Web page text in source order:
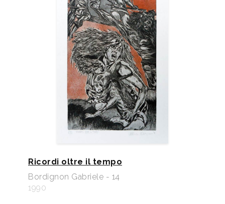
Ricordi oltre il tempo
Bordignon Gabriele - 14
1990